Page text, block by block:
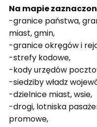
Na mapie
-granice państwa,
miast, gmin,
-granice okręgów i
-strefy kodowe,
-kody urzędów
-siedziby władz
-dzielnice miast, wsie,
-drogi, lotniska
promowe,